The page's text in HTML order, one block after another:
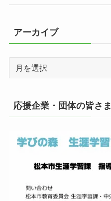
アーカイブ
イ
ブ
応援企業・団体の皆さま